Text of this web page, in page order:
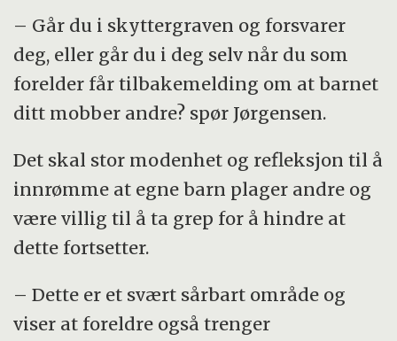
– Går du i skyttergraven og forsvarer
deg, eller går du i deg selv når du som
forelder får tilbakemelding om at barnet
ditt mobber andre? spør Jørgensen.
Det skal stor modenhet og refleksjon til å
innrømme at egne barn plager andre og
være villig til å ta grep for å hindre at
dette fortsetter.
– Dette er et svært sårbart område og
viser at foreldre også trenger